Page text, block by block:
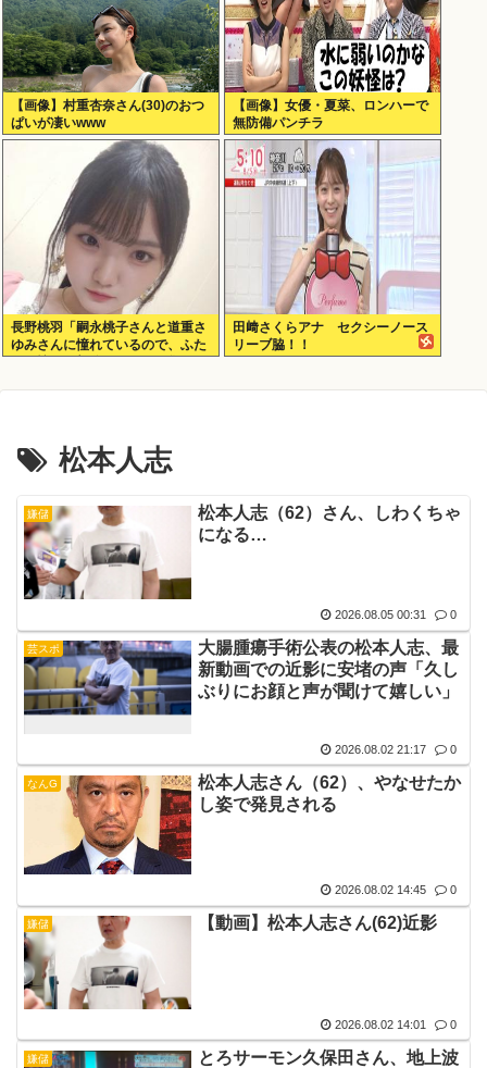
【画像】村重杏奈さん(30)のおつ
ぱいが凄いwww
【画像】女優・夏菜、ロンハーで
無防備パンチラ
長野桃羽「嗣永桃子さんと道重さ
ゆみさんに憧れているので、ふた
田﨑さくらアナ セクシーノース
リーブ脇！！
松本人志
嫌儲
松本人志（62）さん、しわくちゃ
になる…
2026.08.05 00:31 0
芸スポ
大腸腫瘍手術公表の松本人志、最
新動画での近影に安堵の声「久し
ぶりにお顔と声が聞けて嬉しい」
2026.08.02 21:17 0
なんG
松本人志さん（62）、やなせたか
し姿で発見される
2026.08.02 14:45 0
嫌儲 【動画】松本人志さん(62)近影
2026.08.02 14:01 0
嫌儲
とろサーモン久保田さん、地上波